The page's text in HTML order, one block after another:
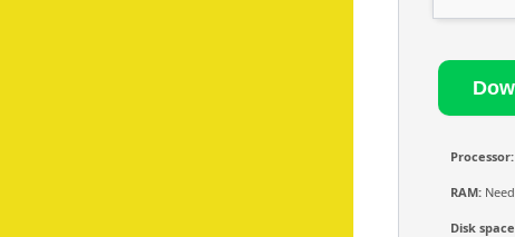
Processor:
RAM:
Disk